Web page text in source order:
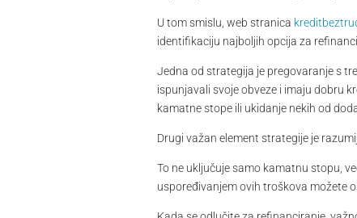
U tom smislu, web stranica
identifikaciju najboljih opcija za
Jedna od strategija je pregovaranje s
ispunjavali svoje obveze i imaju dobru
kamatne stope ili ukidanje nekih od
Drugi važan element strategije je
To ne uključuje samo kamatnu stopu,
uspoređivanjem ovih troškova možete